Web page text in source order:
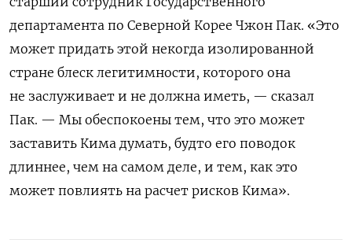
департамента по Северной Корее Чжон Пак. «Это
может придать этой некогда изолированной
стране блеск легитимности, которого она
не заслуживает и не должна иметь, — сказал
Пак. — Мы обеспокоены тем, что это может
заставить Кима думать, будто его поводок
длиннее, чем на самом деле, и тем, как это
может повлиять на расчет рисков Кима».